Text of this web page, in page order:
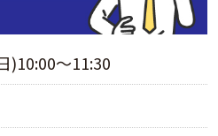
)10:00～11:30